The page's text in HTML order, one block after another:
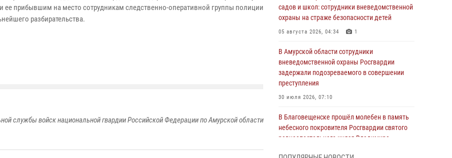
ее прибывшим на место сотрудникам следственно-оперативной группы полиции
разбирательства.
службы войск национальной гвардии Российской Федерации по Амурской области
садов и школ: сотрудники вневедомственной
охраны на страже безопасности детей
05 августа 2026, 04:34 1
В Амурской области сотрудники
вневедомственной охраны Росгвардии
задержали подозреваемого в совершении
преступления
30 июля 2026, 07:10
В Благовещенске прошёл молебен в память
небесного покровителя Росгвардии святого
равноапостольного князя Владимира